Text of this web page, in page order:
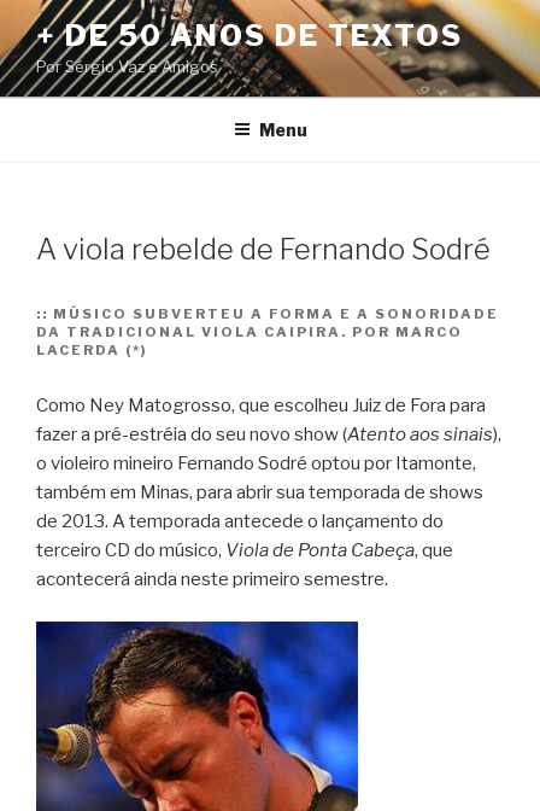
Pular
para
o
conteúdo
+ DE 50 ANOS DE TEXTOS
Por Sérgio Vaz e Amigos
Menu
A viola rebelde de Fernando Sodré
:: MÚSICO SUBVERTEU A FORMA E A SONORIDADE
DA TRADICIONAL VIOLA CAIPIRA. POR MARCO
LACERDA (*)
Como Ney Matogrosso, que escolheu Juiz de Fora para
fazer a pré-estréia do seu novo show (Atento aos sinais),
o violeiro mineiro Fernando Sodré optou por Itamonte,
também em Minas, para abrir sua temporada de shows
de 2013. A temporada antecede o lançamento do
terceiro CD do músico, Viola de Ponta Cabeça, que
acontecerá ainda neste primeiro semestre.